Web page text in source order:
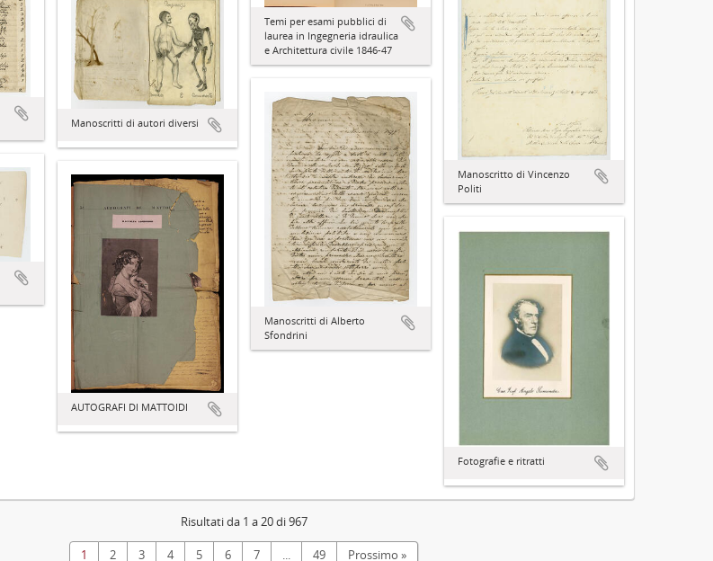
Temi per esami pubblici di
laurea in Ingegneria idraulica
e Architettura civile 1846-47
Manoscritto di Vincenzo
Politi
Manoscritti di autori diversi
Manoscritti di Alberto
Sfondrini
AUTOGRAFI DI MATTOIDI
Fotografie e ritratti
Risultati da 1 a 20 di 967
1 2 3 4 5 6 7 ... 49 Prossimo »